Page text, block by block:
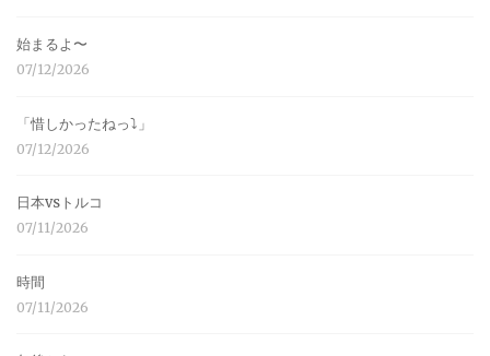
始まるよ〜
07/12/2026
「惜しかったねっ⤵︎」
07/12/2026
日本vsトルコ
07/11/2026
時間
07/11/2026